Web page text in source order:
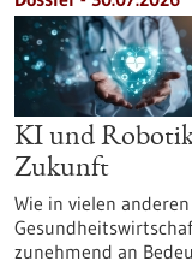
KI und
Zukunft
Wie in vielen
zunehmend an